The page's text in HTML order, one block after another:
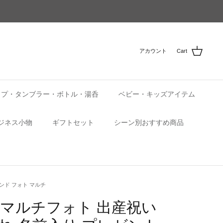
アカウント Cart
・タンブラー・ボトル・湯呑 ベビー・キッズアイテム
ネス小物 ギフトセット シーン別おすすめ商品
ド フォト マルチ
ルチフォト 出産祝い